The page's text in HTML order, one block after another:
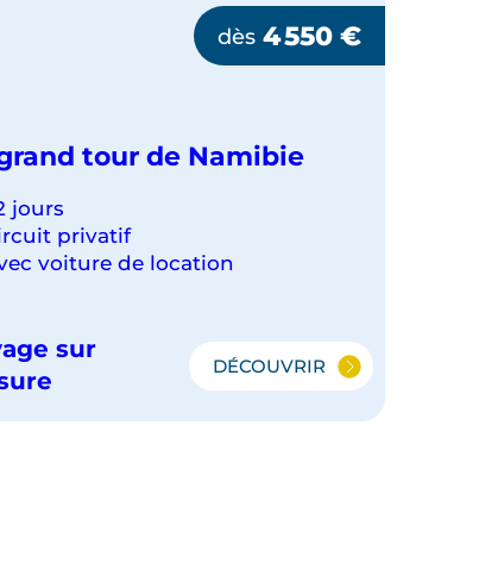
dès 4 550 €
tour de Namibie
jours
privatif
voiture de location
sur
DÉCOUVRIR
LE
TOUR